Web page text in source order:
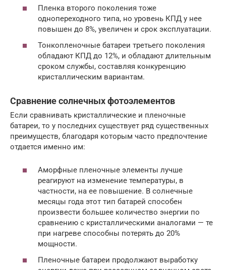
Пленка второго поколения тоже
однопереходного типа, но уровень КПД у нее
повышен до 8%, увеличен и срок эксплуатации.
Тонкопленочные батареи третьего поколения
обладают КПД до 12%, и обладают длительным
сроком службы, составляя конкуренцию
кристаллическим вариантам.
Сравнение солнечных фотоэлементов
Если сравнивать кристаллические и пленочные
батареи, то у последних существует ряд существенных
преимуществ, благодаря которым часто предпочтение
отдается именно им:
Аморфные пленочные элементы лучше
реагируют на изменение температуры, в
частности, на ее повышение. В солнечные
месяцы года этот тип батарей способен
произвести большее количество энергии по
сравнению с кристаллическими аналогами — те
при нагреве способны потерять до 20%
мощности.
Пленочные батареи продолжают выработку